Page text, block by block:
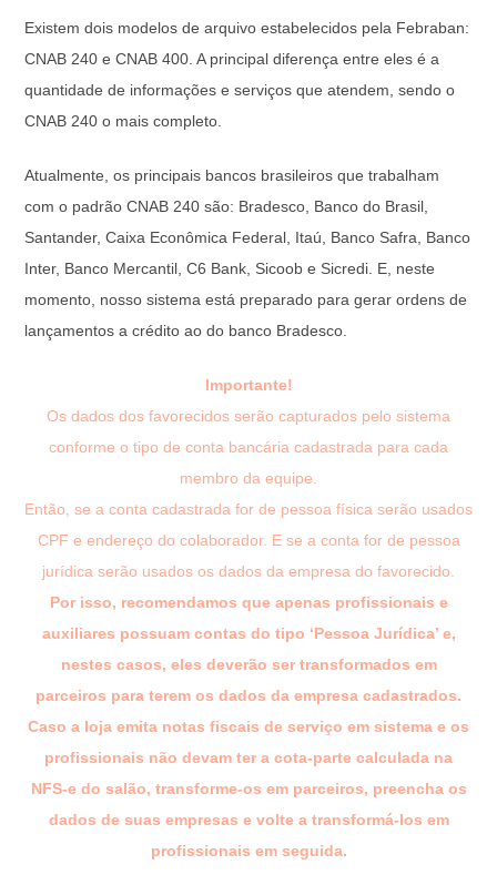
Existem dois modelos de arquivo estabelecidos pela Febraban:
CNAB 240 e CNAB 400. A principal diferença entre eles é a
quantidade de informações e serviços que atendem, sendo o
CNAB 240 o mais completo.
Atualmente, os principais bancos brasileiros que trabalham
com o padrão CNAB 240 são: Bradesco, Banco do Brasil,
Santander, Caixa Econômica Federal, Itaú, Banco Safra, Banco
Inter, Banco Mercantil, C6 Bank, Sicoob e Sicredi. E, neste
momento, nosso sistema está preparado para gerar ordens de
lançamentos a crédito ao do banco Bradesco.
Importante!
Os dados dos favorecidos serão capturados pelo sistema
conforme o tipo de conta bancária cadastrada para cada
membro da equipe.
Então, se a conta cadastrada for de pessoa física serão usados
CPF e endereço do colaborador. E se a conta for de pessoa
jurídica serão usados os dados da empresa do favorecido.
Por isso, recomendamos que apenas profissionais e
auxiliares possuam contas do tipo ‘Pessoa Jurídica’ e,
nestes casos, eles deverão ser transformados em
parceiros para terem os dados da empresa cadastrados.
Caso a loja emita notas fiscais de serviço em sistema e os
profissionais não devam ter a cota-parte calculada na
NFS-e do salão, transforme-os em parceiros, preencha os
dados de suas empresas e volte a transformá-los em
profissionais em seguida.